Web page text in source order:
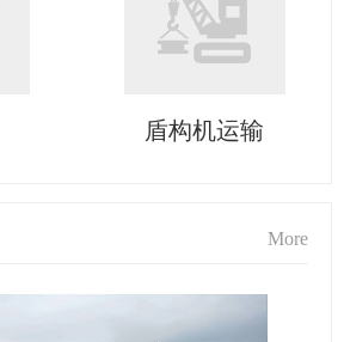
盾构机运输
More